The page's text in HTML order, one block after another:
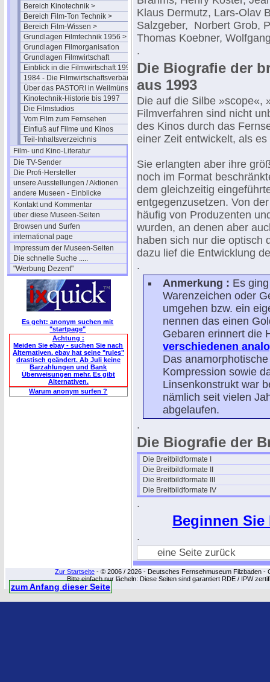
Bereich Kinotechnik >
Bereich Film-Ton Technik >
Bereich Film-Wissen >
Grundlagen Filmtechnik 1956 >
Grundlagen Filmorganisation
Grundlagen Filmwirtschaft
Einblick in die Filmwirtschaft 1994
1984 - Die Filmwirtschaftsverbände
Über das PASTORI in Weilmünster
Kinotechnik-Historie bis 1997
Die Filmstudios
Vom Film zum Fernsehen
Einfluß auf Filme und Kinos
Teil-Inhaltsverzeichnis
Film- und Kino-Literatur
Die TV-Sender
Die Profi-Hersteller
unsere Ausstellungen / Aktionen
andere Museen - Einblicke
Kontakt und Kommentar
über diese Museen-Seiten
Browsen und Surfen
international page
Impressum der Museen-Seiten
Die schnelle Suche .....
"Werbung Dezent"
Es geht: anonym suchen mit
"startpage"
Achtung :
Meiden Sie ebay - suchen Sie nach
Alternativen. ebay hat seine "rules"
drastisch geändert. Ab Juli keine
Barzahlungen und Bank
Überweisungen mehr. Es gibt
Alternativen.
Warum anonym surfen ?
Klaus Dermutz, Lars-Olav
Salzgeber, Norbert Grob,
Thomas Koebner,
.
Die Biografie der
aus 1993
Die auf die Silbe »scope«,
Filmverfahren sind nicht
des Kinos durch das
einer Zeit entwickelt, als
Sie erlangten aber ihre
noch im Format
dem gleichzeitig
entgegenzusetzen. Von
häufig von Produzenten
wurden, an denen aber
haben sich nur die optisch
dazu lief die Entwicklung
.
Anmerkung : Es
Warenzeichen oder
umgehen bzw. ein
nennen das einen
Gebaren erinnert die
verschiedenen
Das
Kompression sowie
Linsenkonstrukt war
nämlich seit vielen
abgelaufen.
.
Die Biografie der
Die Breitbildformate I
Die Breitbildformate II
Die Breitbildformate III
Die Breitbildformate IV
.
Beginnen Sie
.
eine Seite zurück
Zur Startseite - © 2006 / 2026 - Deutsches Fernsehmuseum Filzbaden -
Bitte einfach nur lächeln: Diese Seiten sind garantiert RDE / IPW
zum Anfang dieser Seite